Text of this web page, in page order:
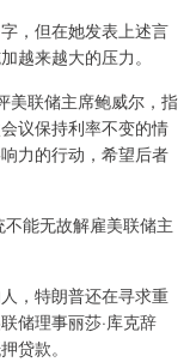
，但在她发表上述言
越来越大的压力。
联储主席鲍威尔，指
议保持利率不变的情
力的行动，希望后者
能无故解雇美联储主
，特朗普还在寻求重
储理事丽莎·库克辞
贷款。